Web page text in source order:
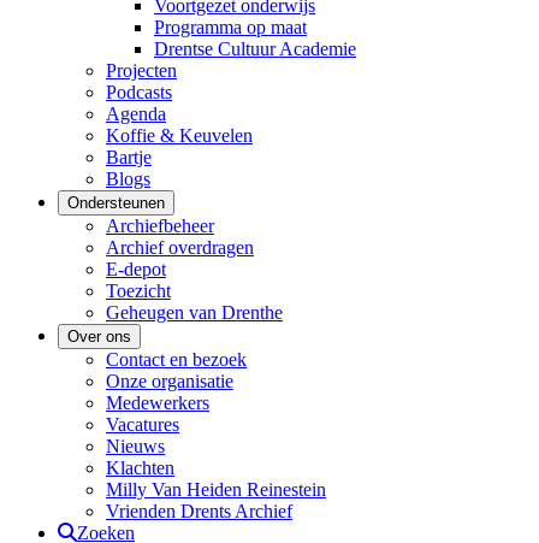
Voortgezet onderwijs
Programma op maat
Drentse Cultuur Academie
Projecten
Podcasts
Agenda
Koffie & Keuvelen
Bartje
Blogs
Ondersteunen
Archiefbeheer
Archief overdragen
E-depot
Toezicht
Geheugen van Drenthe
Over ons
Contact en bezoek
Onze organisatie
Medewerkers
Vacatures
Nieuws
Klachten
Milly Van Heiden Reinestein
Vrienden Drents Archief
Zoeken